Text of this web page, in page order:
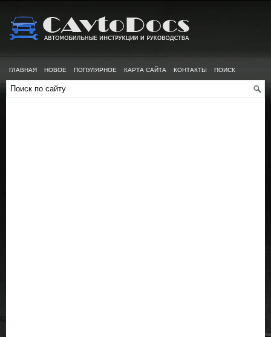
ГЛАВНАЯ НОВОЕ ПОПУЛЯРНОЕ КАРТА САЙТА КОНТАКТЫ ПОИСК